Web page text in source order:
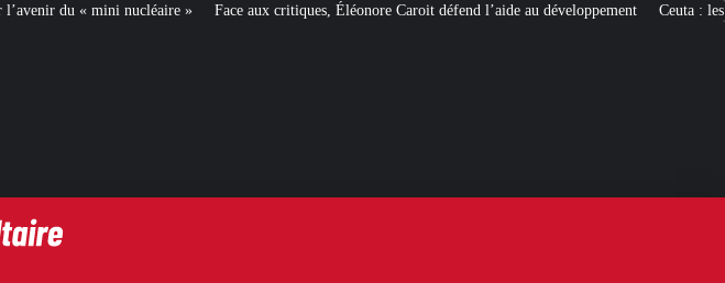
Face aux critiques, Éléonore Caroit défend l’aide au développement Ceuta : les« ingérences étrangères »pour